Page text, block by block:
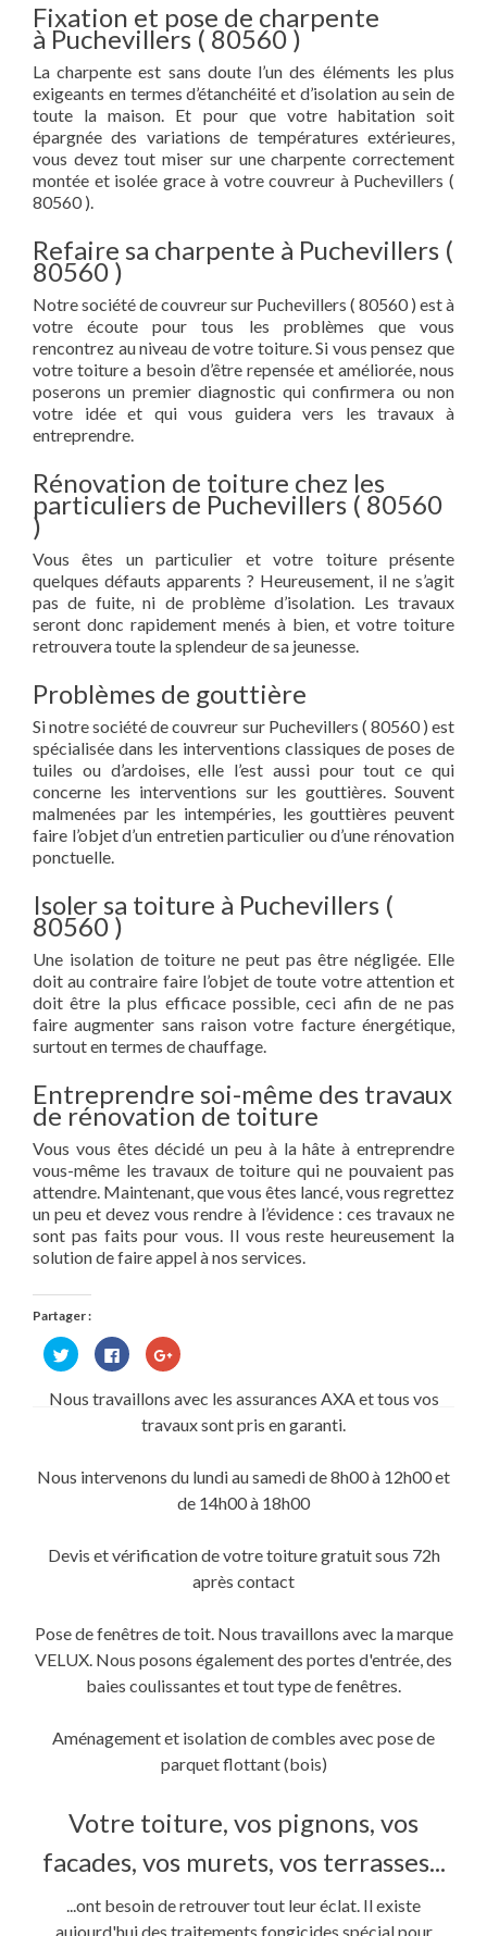
Fixation et pose de charpente
à Puchevillers ( 80560 )
La charpente est sans doute l’un des éléments les plus
exigeants en termes d’étanchéité et d’isolation au sein de
toute la maison. Et pour que votre habitation soit
épargnée des variations de températures extérieures,
vous devez tout miser sur une charpente correctement
montée et isolée grace à votre couvreur à Puchevillers (
80560 ).
Refaire sa charpente à Puchevillers (
80560 )
Notre société de couvreur sur Puchevillers ( 80560 ) est à
votre écoute pour tous les problèmes que vous
rencontrez au niveau de votre toiture. Si vous pensez que
votre toiture a besoin d’être repensée et améliorée, nous
poserons un premier diagnostic qui confirmera ou non
votre idée et qui vous guidera vers les travaux à
entreprendre.
Rénovation de toiture chez les
particuliers de Puchevillers ( 80560
)
Vous êtes un particulier et votre toiture présente
quelques défauts apparents ? Heureusement, il ne s’agit
pas de fuite, ni de problème d’isolation. Les travaux
seront donc rapidement menés à bien, et votre toiture
retrouvera toute la splendeur de sa jeunesse.
Problèmes de gouttière
Si notre société de couvreur sur Puchevillers ( 80560 ) est
spécialisée dans les interventions classiques de poses de
tuiles ou d’ardoises, elle l’est aussi pour tout ce qui
concerne les interventions sur les gouttières. Souvent
malmenées par les intempéries, les gouttières peuvent
faire l’objet d’un entretien particulier ou d’une rénovation
ponctuelle.
Isoler sa toiture à Puchevillers (
80560 )
Une isolation de toiture ne peut pas être négligée. Elle
doit au contraire faire l’objet de toute votre attention et
doit être la plus efficace possible, ceci afin de ne pas
faire augmenter sans raison votre facture énergétique,
surtout en termes de chauffage.
Entreprendre soi-même des travaux
de rénovation de toiture
Vous vous êtes décidé un peu à la hâte à entreprendre
vous-même les travaux de toiture qui ne pouvaient pas
attendre. Maintenant, que vous êtes lancé, vous regrettez
un peu et devez vous rendre à l’évidence : ces travaux ne
sont pas faits pour vous. Il vous reste heureusement la
solution de faire appel à nos services.
Partager :
Cliquez
pour
partager
Twitter(ouvre
Cliquez
pour
partager
sur
Facebook(ouvre
dans
une
Cliquez
pour
Google+
dans
fenêtre)
Nous travaillons avec les assurances AXA et tous vos
travaux sont pris en garanti.
Nous intervenons du lundi au samedi de 8h00 à 12h00 et
de 14h00 à 18h00
Devis et vérification de votre toiture gratuit sous 72h
après contact
Pose de fenêtres de toit. Nous travaillons avec la marque
VELUX. Nous posons également des portes d'entrée, des
baies coulissantes et tout type de fenêtres.
Aménagement et isolation de combles avec pose de
parquet flottant (bois)
Votre toiture, vos pignons, vos
facades, vos murets, vos terrasses...
...ont besoin de retrouver tout leur éclat. Il existe
aujourd'hui des traitements fongicides spécial pour